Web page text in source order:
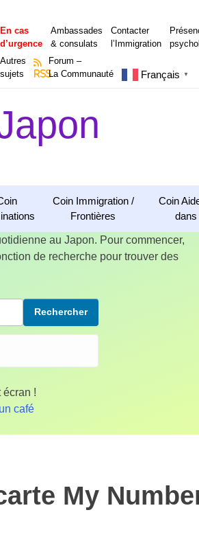
En cas
d’urgence
Ambassades
& consulats
Contacter
l’Immigration
Autres
sujets
RSS
Forum –
La Communauté
Français ▼
Coin Immigration /
Frontières
Coin
dans
au Japon. Pour commencer,
de recherche pour trouver des
Rechercher
écran !
café
My